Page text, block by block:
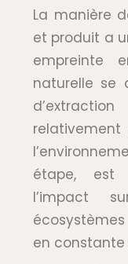
La manière
et produit a
empreinte
naturelle se
étape, est
l’impact
en